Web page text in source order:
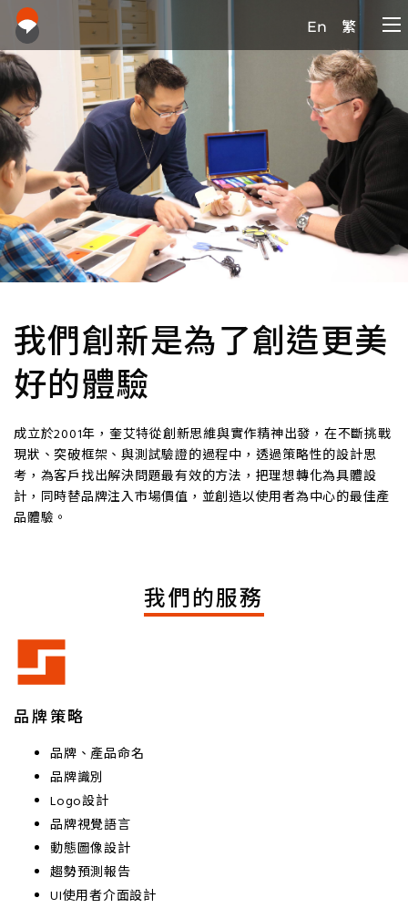
En 繁
我們創新是為了創造更美
好的體驗
成立於2001年，奎艾特從創新思維與實作精神出發，在不斷挑戰
現狀、突破框架、與測試驗證的過程中，透過策略性的設計思
考，為客戶找出解決問題最有效的方法，把理想轉化為具體設
計，同時替品牌注入市場價值，並創造以使用者為中心的最佳產
品體驗。
我們的服務
品牌策略
品牌、產品命名
品牌識別
Logo設計
品牌視覺語言
動態圖像設計
趨勢預測報告
UI使用者介面設計